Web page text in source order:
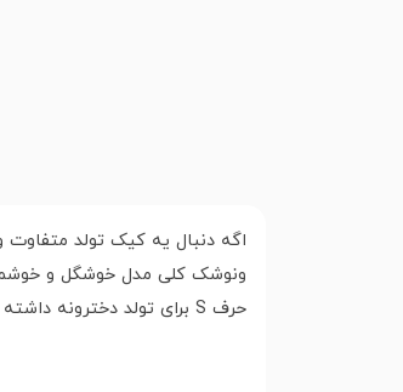
حرف S برای تولد دخترونه داشته باشی، چه دنبال یه کیک تولد خاص و لاکچری به شکل S باشی، ما همه چی رو برات آماده کردیم!